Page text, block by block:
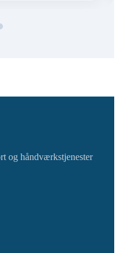
og håndværkstjenester